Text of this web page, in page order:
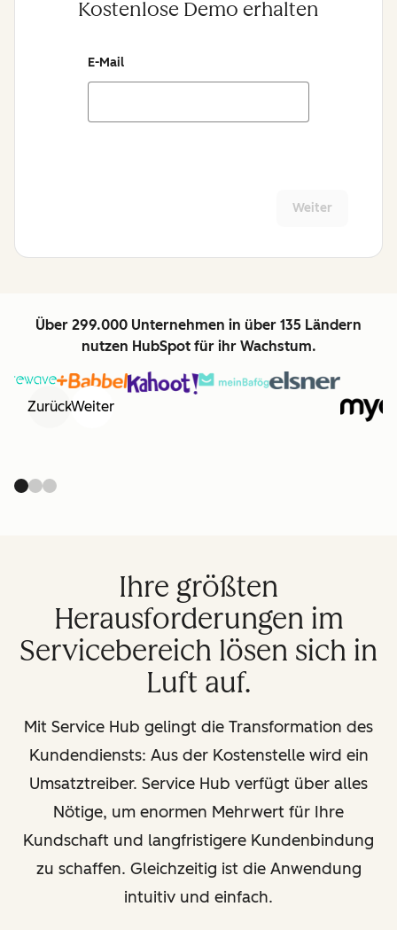
Kostenlose Demo erhalten
E-Mail
Weiter
Über 299.000 Unternehmen in über 135 Ländern
nutzen HubSpot für ihr Wachstum.
ZurückWeiter
Ihre größten
Herausforderungen im
Servicebereich lösen sich in
Luft auf.
Mit Service Hub gelingt die Transformation des
Kundendiensts: Aus der Kostenstelle wird ein
Umsatztreiber. Service Hub verfügt über alles
Nötige, um enormen Mehrwert für Ihre
Kundschaft und langfristigere Kundenbindung
zu schaffen. Gleichzeitig ist die Anwendung
intuitiv und einfach.